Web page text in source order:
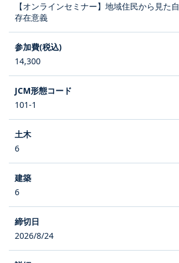
【オンラインセミナー】地域住民から見た
存在意義
14,300
101-1
6
6
2026/8/24